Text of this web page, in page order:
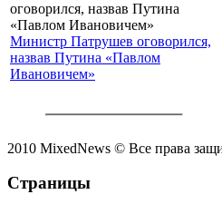
Министр Патрушев оговорился,
назвав Путина «Павлом
Ивановичем»
2010 MixedNews © Все права
Страницы